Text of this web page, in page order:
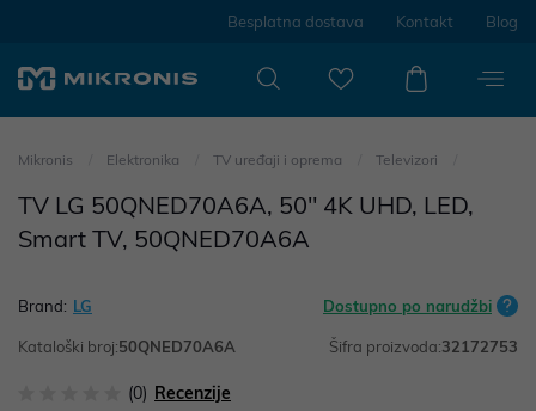
Besplatna dostava Kontakt Blog
Mikronis Elektronika TV uređaji i oprema Televizori
TV LG 50QNED70A6A, 50" 4K UHD, LED,
Smart TV, 50QNED70A6A
Brand: LG Dostupno po narudžbi
Kataloški broj:50QNED70A6A Šifra proizvoda:32172753
(0) Recenzije